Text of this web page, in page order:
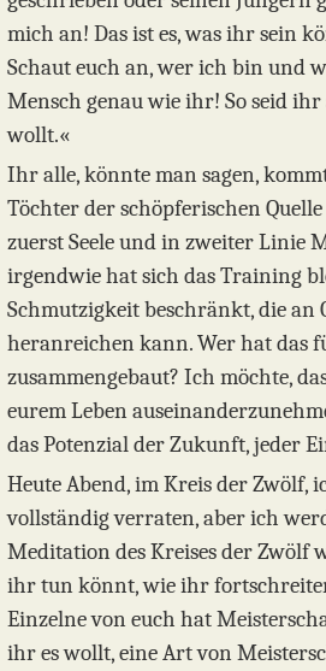
mich an! Das ist es, was ihr sein
Schaut euch an, wer ich bin und
Mensch genau wie ihr! So seid
wollt.«
Ihr alle, könnte man sagen,
Töchter der schöpferischen
zuerst Seele und in zweiter Linie
irgendwie hat sich das Training
Schmutzigkeit beschränkt, die an
heranreichen kann. Wer hat das
zusammengebaut? Ich möchte,
eurem Leben
das Potenzial der Zukunft, jeder
Heute Abend, im Kreis der Zwölf,
vollständig verraten, aber ich
Meditation des Kreises der Zwölf
ihr tun könnt, wie ihr
Einzelne von euch hat
ihr es wollt, eine Art von